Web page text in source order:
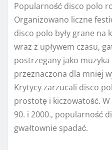
Popularność disco polo
Organizowano liczne
disco polo były grane na
wraz z upływem czasu,
postrzegany jako
przeznaczona dla mniej
Krytycy zarzucali disco
prostotę i kiczowatość.
90. i 2000., popularność
gwałtownie spadać.